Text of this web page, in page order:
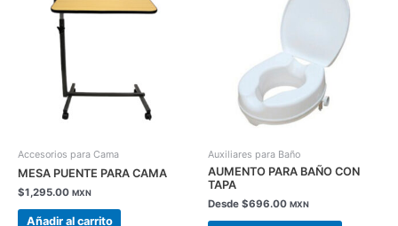
Accesorios para Cama
MESA PUENTE PARA CAMA
$1,295.00 MXN
Añadir al carrito
Auxiliares para Baño
AUMENTO PARA BAÑO CON
TAPA
Desde $696.00 MXN
tiene
múltiples
variantes.
la
producto